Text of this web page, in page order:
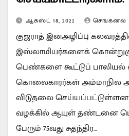
ஆகஸ்ட் 18, 2022 செங்கனல்
குஜராத் இனஅழிப்பு
இஸ்லாமியர்களைக்
பெண்களை கூட்டுப் பாலியல்
கொலைகாரர்கள் அம்மாநில
விடுதலை
வழக்கில் ஆயுள் தண்டனை
பேரும் 75வது சுதந்திர…